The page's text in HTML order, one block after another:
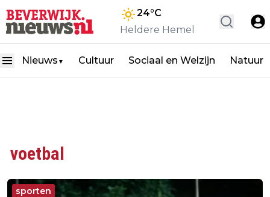
24°C
Heldere Hemel
Nieuws ▼ Cultuur Sociaal en Welzijn Natuur
voetbal
sporten